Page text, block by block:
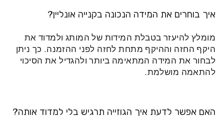
איך בוחרים את המידה הנכונה בקנייה אונליין?
מומלץ להיעזר בטבלת המידות של המותג ולמדוד את
היקף החזה וההיקף מתחת לחזה לפני ההזמנה. כך ניתן
לבחור את המידה המתאימה ביותר ולהגדיל את הסיכוי
להתאמה מושלמת.
האם אפשר לדעת איך הגוזייה תרגיש בלי למדוד אותה?